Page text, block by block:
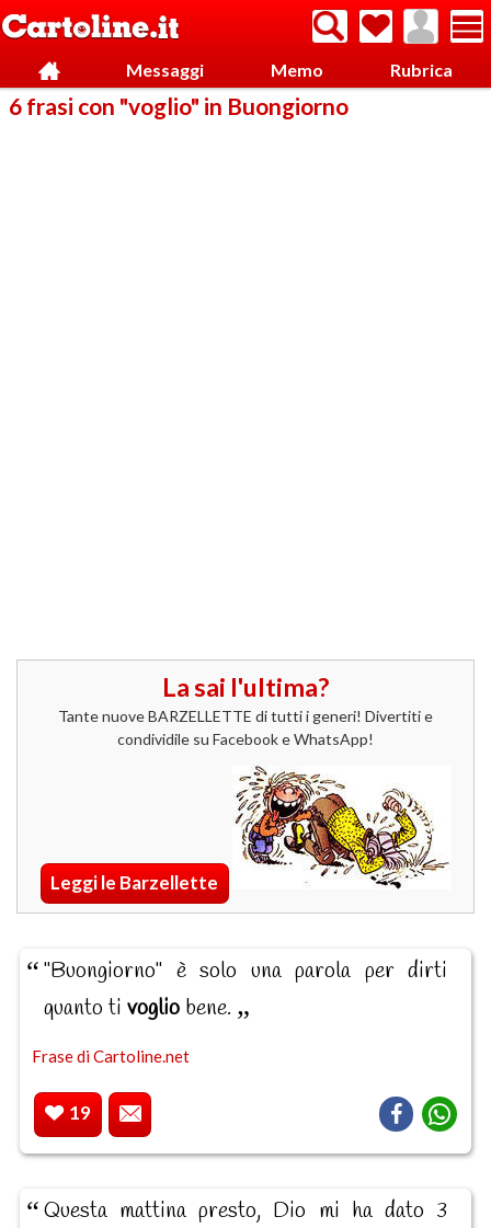
Messaggi Memo Rubrica
6 frasi con "voglio" in Buongiorno
La sai l'ultima?
Tante nuove BARZELLETTE di tutti i generi! Divertiti e
condividile su Facebook e WhatsApp!
Leggi le Barzellette
"Buongiorno" è solo una parola per dirti
quanto ti voglio bene.
Frase di Cartoline.net
19
Questa mattina presto, Dio mi ha dato 3